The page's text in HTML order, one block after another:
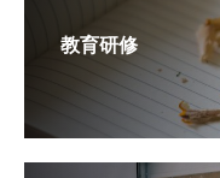
教育研修